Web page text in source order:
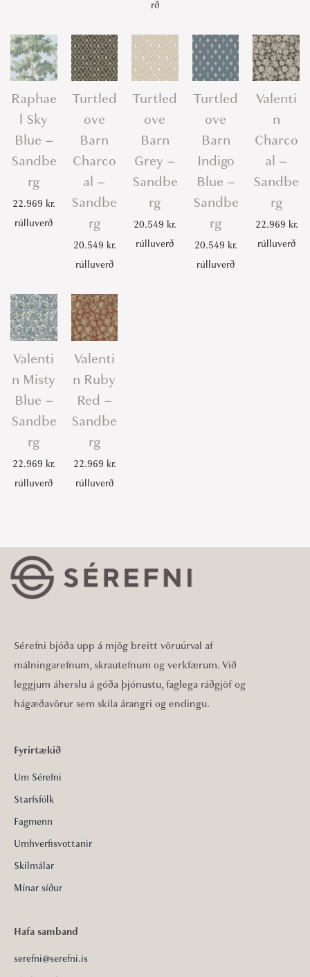
rð
Raphae
l Sky
Blue –
Sandbe
rg
22.969 kr.
rúlluverð
Turtled
ove
Barn
Charco
al –
Sandbe
rg
20.549 kr.
rúlluverð
Turtled
ove
Barn
Grey –
Sandbe
rg
20.549 kr.
rúlluverð
Turtled
ove
Barn
Indigo
Blue –
Sandbe
rg
20.549 kr.
rúlluverð
Valenti
n
Charco
al –
Sandbe
rg
22.969 kr.
rúlluverð
Valenti
n Misty
Blue –
Sandbe
rg
22.969 kr.
rúlluverð
Valenti
n Ruby
Red –
Sandbe
rg
22.969 kr.
rúlluverð
Sérefni bjóða upp á mjög breitt vöruúrval af
málningarefnum, skrautefnum og verkfærum. Við
leggjum áherslu á góða þjónustu, faglega ráðgjöf og
hágæðavörur sem skila árangri og endingu.
Fyrirtækið
Um Sérefni
Starfsfólk
Fagmenn
Umhverfisvottanir
Skilmálar
Mínar síður
Hafa samband
serefni@serefni.is